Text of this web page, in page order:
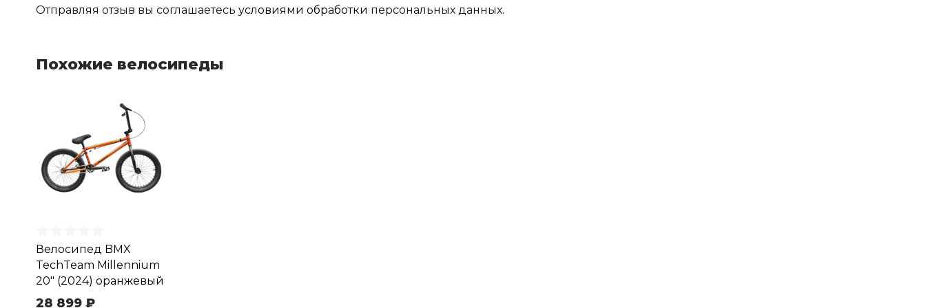
Отправляя отзыв вы соглашаетесь условиями обработки персональных данных.
Похожие велосипеды
Велосипед BMX
TechTeam Millennium
20" (2024) оранжевый
28 899 ₽